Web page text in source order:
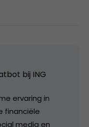
bij ING
ervaring in
financiële
media en